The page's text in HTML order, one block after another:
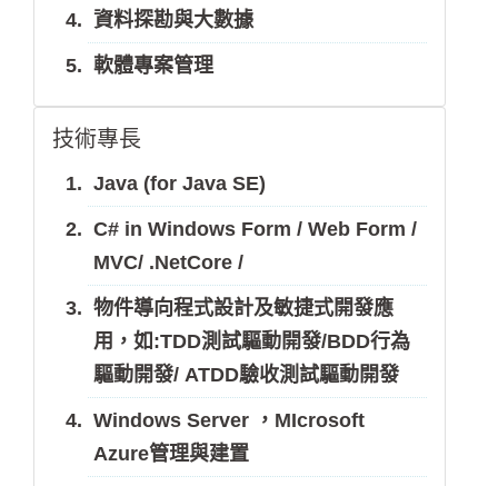
資料探勘與大數據
軟體專案管理
技術專長
Java (for Java SE)
C# in Windows Form / Web Form /
MVC/ .NetCore /
物件導向程式設計及敏捷式開發應
用，如:TDD測試驅動開發/BDD行為
驅動開發/ ATDD驗收測試驅動開發
Windows Server ，MIcrosoft
Azure管理與建置